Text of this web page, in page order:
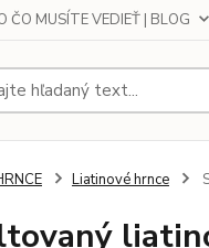
ČO MUSÍTE VEDIEŤ | BLOG
Liatinové hrnce